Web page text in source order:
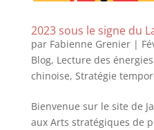
2023 sous le signe du
par Fabienne Grenier|
Blog, Lecture des
chinoise, Stratégie
Bienvenue sur le site de
aux Arts stratégiques de